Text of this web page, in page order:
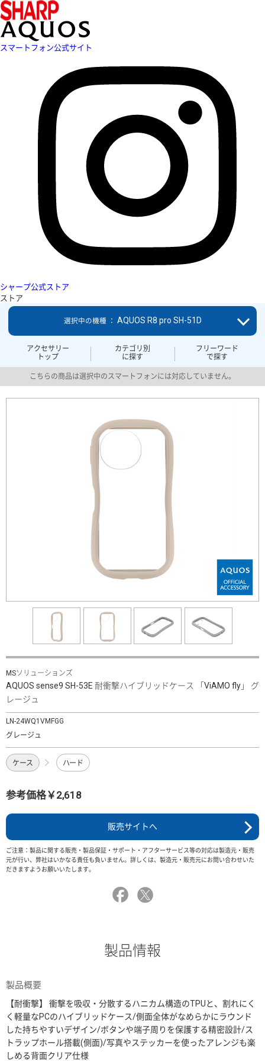
スマートフォン公式サイト
シャープ公式ストア
ストア
アクセサリー
トップ
カテゴリ別
に探す
フリーワード
で探す
選択中の機種 ： AQUOS R8 pro SH-51D
こちらの商品は選択中のスマートフォンには対応していません。
MSソリューションズ
AQUOS sense9 SH-53E 耐衝撃ハイブリッドケース 「ViAMO fly」 グ
レージュ
LN-24WQ1VMFGG
グレージュ
ケース ハード
参考価格￥2,618
販売サイトへ
ご注意：製品に関する販売・製品保証・サポート・アフターサービス等の対応は製造元・販売
元が行い、弊社はいかなる責任も負いません。詳しくは、製造元・販売元にお問い合わせいた
だきますようお願いいたします。
製品情報
製品概要
【耐衝撃】 衝撃を吸収・分散するハニカム構造のTPUと、割れにく
く軽量なPCのハイブリッドケース/側面全体がなめらかにラウンド
した持ちやすいデザイン/ボタンや端子周りを保護する精密設計/ス
トラップホール搭載(側面)/写真やステッカーを使ったアレンジも楽
しめる背面クリア仕様